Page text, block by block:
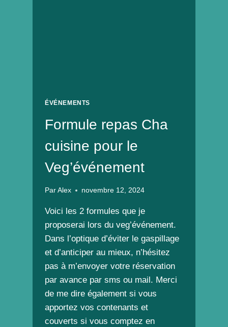
ÉVÉNEMENTS
Formule repas Cha
cuisine pour le
Veg’événement
Par Alex novembre 12, 2024
Voici les 2 formules que je
proposerai lors du veg’événement.
Dans l’optique d’éviter le gaspillage
et d’anticiper au mieux, n’hésitez
pas à m’envoyer votre réservation
par avance par sms ou mail. Merci
de me dire également si vous
apportez vos contenants et
couverts si vous comptez en